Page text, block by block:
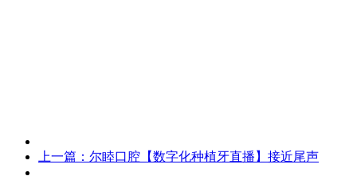
上一篇： 尔睦口腔【数字化种植牙直播】接近尾声